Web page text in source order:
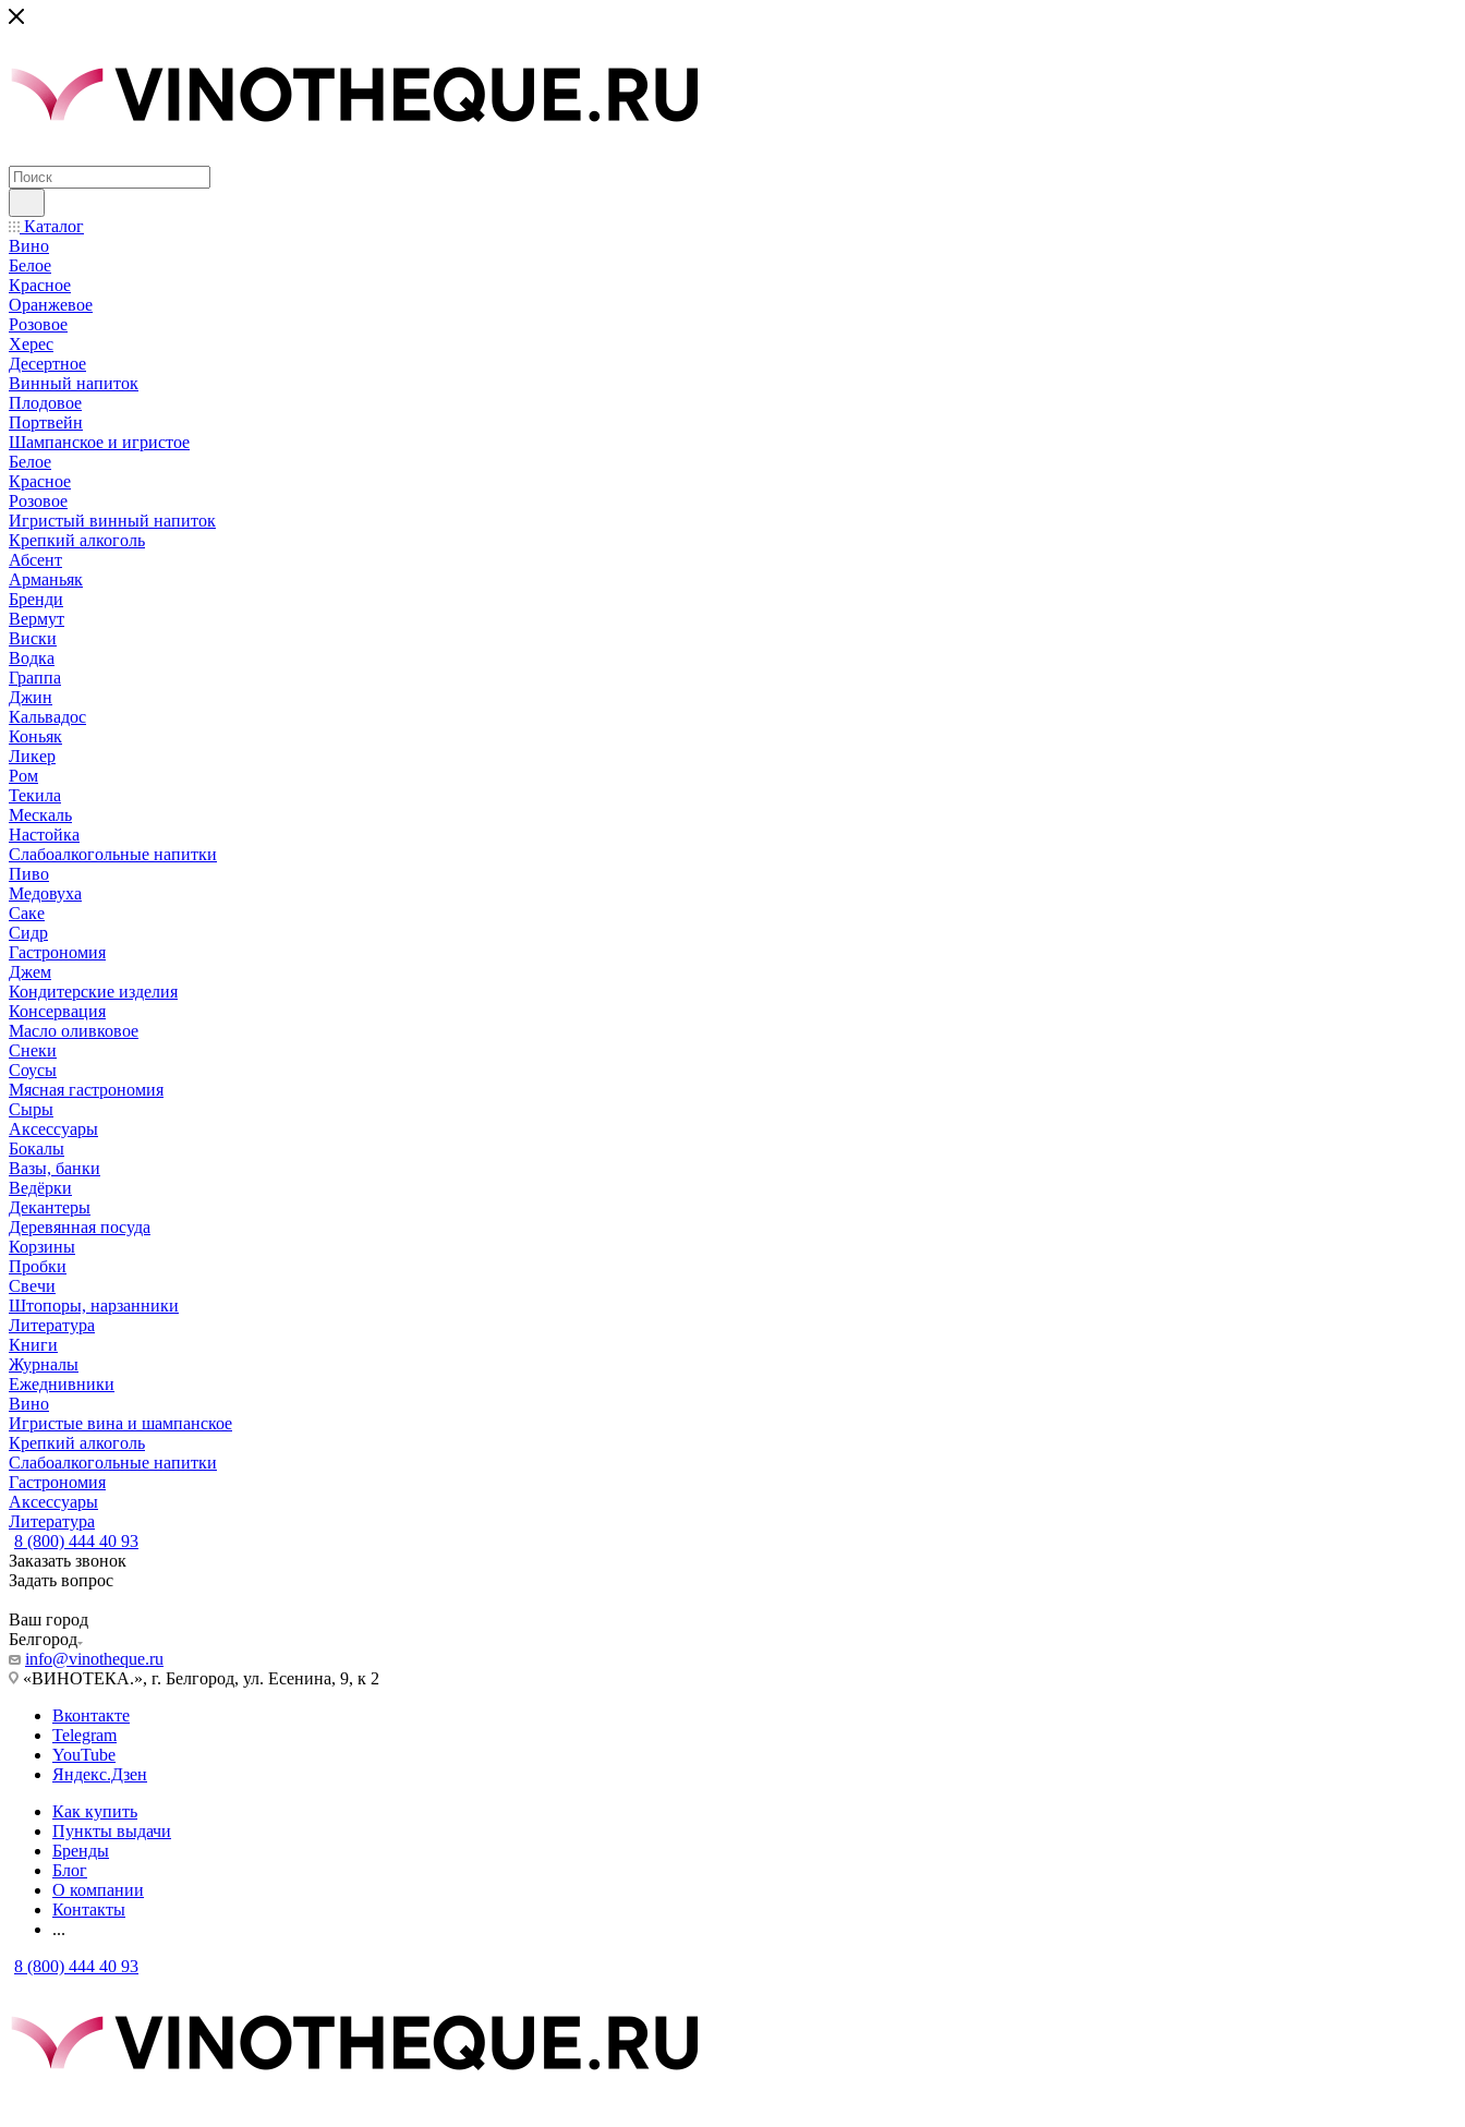
Каталог
Вино
Белое
Красное
Оранжевое
Розовое
Херес
Десертное
Винный напиток
Плодовое
Портвейн
Шампанское и игристое
Белое
Красное
Розовое
Игристый винный напиток
Крепкий алкоголь
Абсент
Арманьяк
Бренди
Вермут
Виски
Водка
Граппа
Джин
Кальвадос
Коньяк
Ликер
Ром
Текила
Мескаль
Настойка
Слабоалкогольные напитки
Пиво
Медовуха
Саке
Сидр
Гастрономия
Джем
Кондитерские изделия
Консервация
Масло оливковое
Снеки
Соусы
Мясная гастрономия
Сыры
Аксессуары
Бокалы
Вазы, банки
Ведёрки
Декантеры
Деревянная посуда
Корзины
Пробки
Свечи
Штопоры, нарзанники
Литература
Книги
Журналы
Ежеднивники
Вино
Игристые вина и шампанское
Крепкий алкоголь
Слабоалкогольные напитки
Гастрономия
Аксессуары
Литература
8 (800) 444 40 93
Заказать звонок
Задать вопрос
Ваш город
Белгород
info@vinotheque.ru
«ВИНОТЕКА.», г. Белгород, ул. Есенина, 9, к 2
Вконтакте
Telegram
YouTube
Яндекс.Дзен
Как купить
Пункты выдачи
Бренды
Блог
О компании
Контакты
...
8 (800) 444 40 93